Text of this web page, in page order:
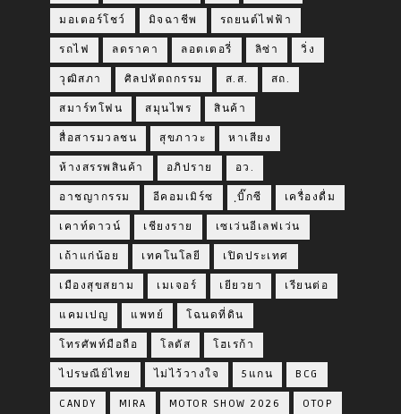
มอเตอร์โชว์ มิจฉาชีพ รถยนต์ไฟฟ้า
รถไฟ ลดราคา ลอตเตอรี่ ลิซ่า วิ่ง
วุฒิสภา ศิลปหัตถกรรม ส.ส. สถ.
สมาร์ทโฟน สมุนไพร สินค้า
สื่อสารมวลชน สุขภาวะ หาเสียง
ห้างสรรพสินค้า อภิปราย อว.
อาชญากรรม อีคอมเมิร์ซ ฺบิ๊กซี เครื่องดื่ม
เคาท์ดาวน์ เชียงราย เซเว่นอีเลฟเว่น
เถ้าแก่น้อย เทคโนโลยี เปิดประเทศ
เมืองสุขสยาม เมเจอร์ เยียวยา เรียนต่อ
แคมเปญ แพทย์ โฉนดที่ดิน
โทรศัพท์มือถือ โลตัส โฮเรก้า
ไปรษณีย์ไทย ไม่ไว้วางใจ 5แกน BCG
CANDY MIRA MOTOR SHOW 2026 OTOP